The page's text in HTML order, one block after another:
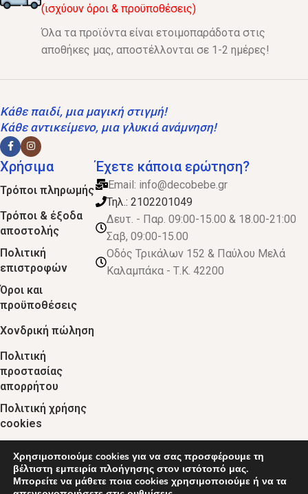
(ισχύουν όροι & προϋποθέσεις)
Όλα τα προϊόντα είναι ετοιμοπαράδοτα στις
αποθήκες μας, αποστέλλονται σε 1-2 ημέρες!
Κάθε παιδί, μια μαγική στιγμή!
Κάθε αντικείμενο, μια γλυκιά ανάμνηση!
Χρήσιμα
Τρόποι πληρωμής
Τρόποι & έξοδα
αποστολής
Πολιτική
επιστροφών
Όροι και
προϋποθέσεις
Χονδρική πώληση
Πολιτική
προστασίας
απορρήτου
Πολιτική χρήσης
cookies
Έχετε κάποια ερώτηση?
Email: info@decobebe.gr
Τηλ.: 2102201049
Δευτ. - Παρ. 09:00-15.00 & 18.00-21:00
Σαβ, 09:00-15.00
Οδός Τρικάλων 152 & Παύλου Μελά
Καλαμπάκα - Τ.Κ. 42200
© 2024 :: decobebe.gr
Χρησιμοποιούμε cookies για να σας προσφέρουμε τη
βέλτιστη εμπειρία πλοήγησης στον ιστότοπό μας.
Μπορείτε να μάθετε ποια cookies χρησιμοποιούμε ή να τα